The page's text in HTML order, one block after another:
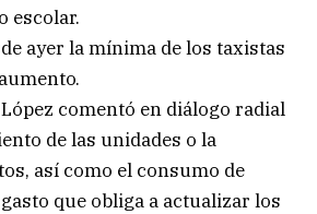
escolar.
ayer la mínima de los taxistas
comentó en diálogo radial
de las unidades o la
así como el consumo de
que obliga a actualizar los